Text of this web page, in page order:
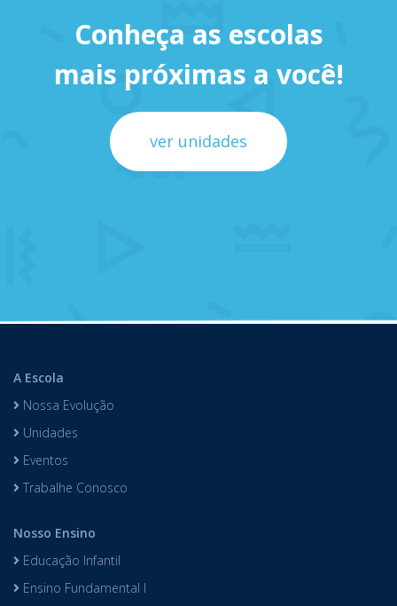
Conheça as escolas
mais próximas a você!
ver unidades
A Escola
Nossa Evolução
Unidades
Eventos
Trabalhe Conosco
Nosso Ensino
Educação Infantil
Ensino Fundamental I